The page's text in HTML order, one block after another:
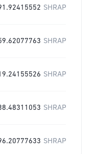
SHRAP
SHRAP
SHRAP
SHRAP
SHRAP